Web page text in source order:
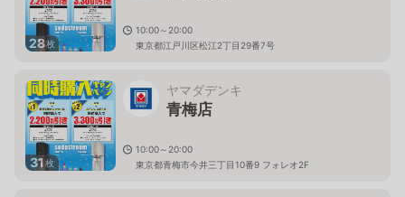
28枚
10:00～20:00
東京都江戸川区松江2丁目29番7号
31枚
ヤマダデンキ
青梅店
10:00～20:00
東京都青梅市今井三丁目10番9 フォレオ2F